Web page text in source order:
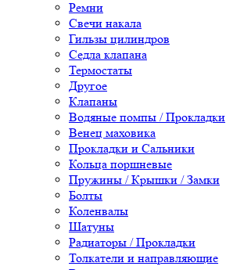
Ремни
Свечи накала
Гильзы цилиндров
Седла клапана
Термостаты
Другое
Клапаны
Водяные помпы / Прокладки
Венец маховика
Прокладки и Сальники
Кольца поршневые
Пружины / Крышки / Замки
Болты
Коленвалы
Шатуны
Радиаторы / Прокладки
Толкатели и направляющие